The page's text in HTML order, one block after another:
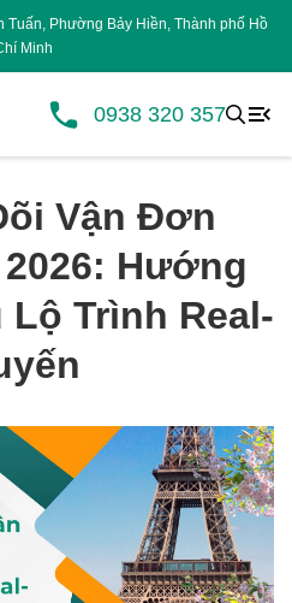
Tuấn, Phường Bảy Hiền, Thành phố Hồ
Minh
0938 320 357
Vận Đơn
Hướng
Lộ Trình Real-